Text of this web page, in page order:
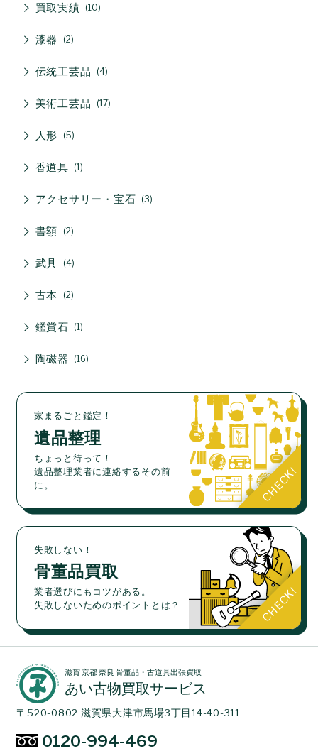
買取実績 10
漆器 2
伝統工芸品 4
美術工芸品 17
人形 5
香道具 1
アクセサリー・宝石 3
書額 2
武具 4
古本 2
鑑賞石 1
陶磁器 16
家まるごと鑑定！
遺品整理
ちょっと待って！
遺品整理業者に連絡するその前
に。
失敗しない！
骨董品買取
業者選びにもコツがある。
失敗しないためのポイントとは？
滋賀 京都 奈良 骨董品・古道具出張買取
あい古物買取サービス
〒520-0802 滋賀県大津市馬場3丁目14-40-311
0120-994-469